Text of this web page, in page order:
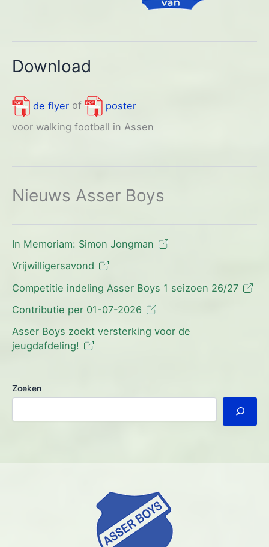
Download
de flyer of
poster
voor walking football in Assen
Nieuws Asser Boys
In Memoriam: Simon Jongman
Vrijwilligersavond
Competitie indeling Asser Boys 1 seizoen 26/27
Contributie per 01-07-2026
Asser Boys zoekt versterking voor de
jeugdafdeling!
Zoeken